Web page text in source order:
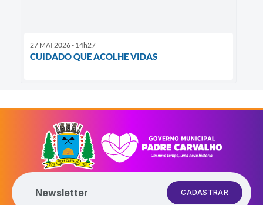
27 MAI 2026 - 14h27
CUIDADO QUE ACOLHE VIDAS
Newsletter CADASTRAR